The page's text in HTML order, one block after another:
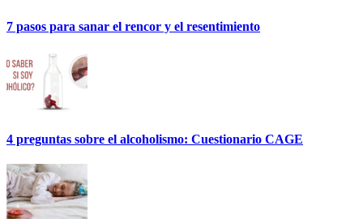
7 pasos para sanar el rencor y el resentimiento
4 preguntas sobre el alcoholismo: Cuestionario CAGE